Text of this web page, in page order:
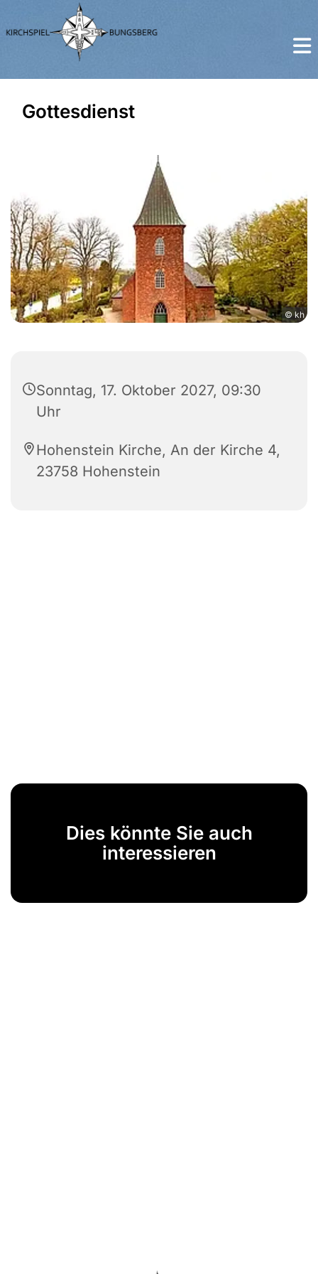
Gottesdienst
© kh
Sonntag, 17. Oktober 2027, 09:30
Uhr
Hohenstein Kirche, An der Kirche 4,
23758 Hohenstein
Dies könnte Sie auch
interessieren